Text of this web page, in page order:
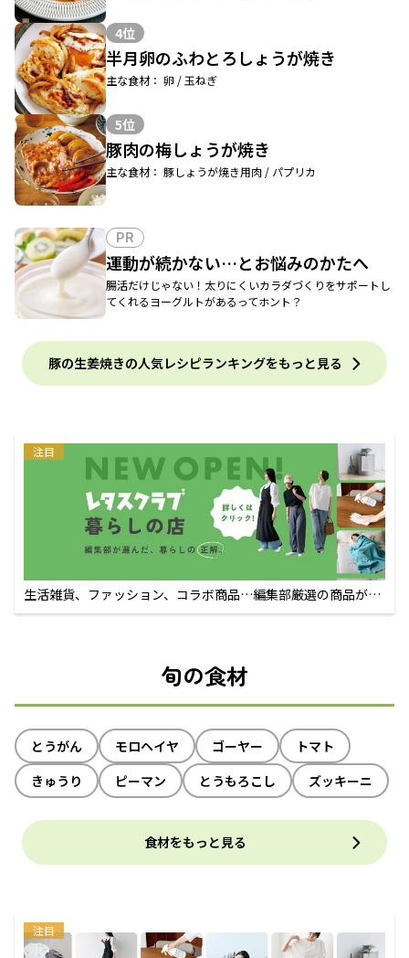
4位
半月卵のふわとろしょうが焼き
主な食材： 卵 / 玉ねぎ
5位
豚肉の梅しょうが焼き
主な食材： 豚しょうが焼き用肉 / パプリカ
PR
運動が続かない…とお悩みのかたへ
腸活だけじゃない！太りにくいカラダづくりをサポートし
てくれるヨーグルトがあるってホント？
豚の生姜焼きの人気レシピランキングをもっと見る
注目
生活雑貨、ファッション、コラボ商品…編集部厳選の商品が買
えるECサイト
旬の食材
とうがん モロヘイヤ ゴーヤー
トマト
きゅうり
ピーマン とうもろこし ズッキーニ
食材をもっと見る
注目